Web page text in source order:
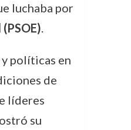
luchaba por
.
políticas en
de
líderes
su